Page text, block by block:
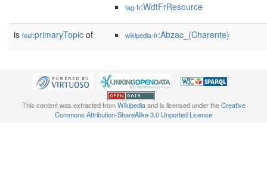
tag-fr:WdtFrResource
is foaf:primaryTopic of wikipedia-fr:Abzac_(Charente)
This content was extracted fromWikipediaand is licensed under theCreative
Commons Attribution-ShareAlike 3.0 Unported License